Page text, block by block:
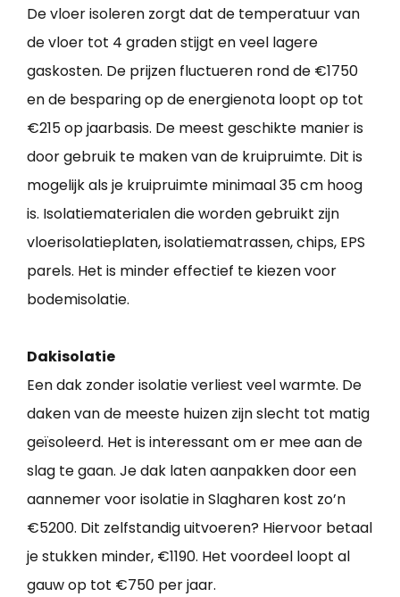
De vloer isoleren zorgt dat de temperatuur van
de vloer tot 4 graden stijgt en veel lagere
gaskosten. De prijzen fluctueren rond de €1750
en de besparing op de energienota loopt op tot
€215 op jaarbasis. De meest geschikte manier is
door gebruik te maken van de kruipruimte. Dit is
mogelijk als je kruipruimte minimaal 35 cm hoog
is. Isolatiematerialen die worden gebruikt zijn
vloerisolatieplaten, isolatiematrassen, chips, EPS
parels. Het is minder effectief te kiezen voor
bodemisolatie.
Dakisolatie
Een dak zonder isolatie verliest veel warmte. De
daken van de meeste huizen zijn slecht tot matig
geïsoleerd. Het is interessant om er mee aan de
slag te gaan. Je dak laten aanpakken door een
aannemer voor isolatie in Slagharen kost zo’n
€5200. Dit zelfstandig uitvoeren? Hiervoor betaal
je stukken minder, €1190. Het voordeel loopt al
gauw op tot €750 per jaar.